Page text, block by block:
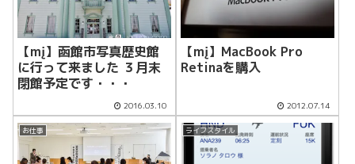
【mį】函館市写真歴史館
に行って来ました ３月末
閉館予定です・・・
2016.03.10
【mį】MacBook Pro
Retinaを購入
2012.07.14
お仕事 ライフスタイル